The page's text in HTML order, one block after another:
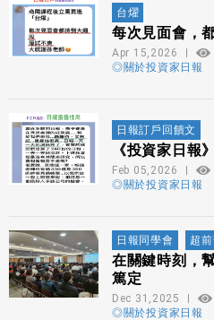
台燿
每次見面會，
Apr 15,2026
◎關於投資家日報
日報訂戶回饋文
《投資家日報
Feb 05,2026
◎關於投資家日報
日報同學會 超
在關鍵時刻，
篤定
Dec 31,2025
◎關於投資家日報